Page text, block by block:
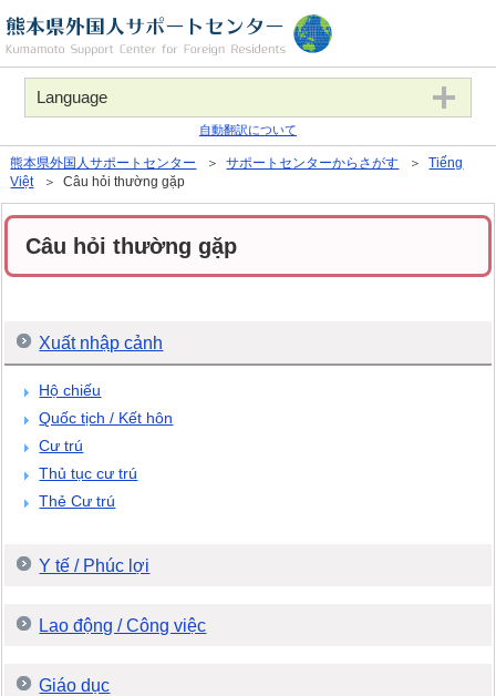
Language
自動翻訳について
熊本県外国人サポートセンター ＞サポートセンターからさがす ＞Tiếng
Việt＞ Câu hỏi thường gặp
Câu hỏi thường gặp
Xuất nhập cảnh
Hộ chiếu
Quốc tịch / Kết hôn
Cư trú
Thủ tục cư trú
Thẻ Cư trú
Y tế / Phúc lợi
Lao động / Công việc
Giáo dục